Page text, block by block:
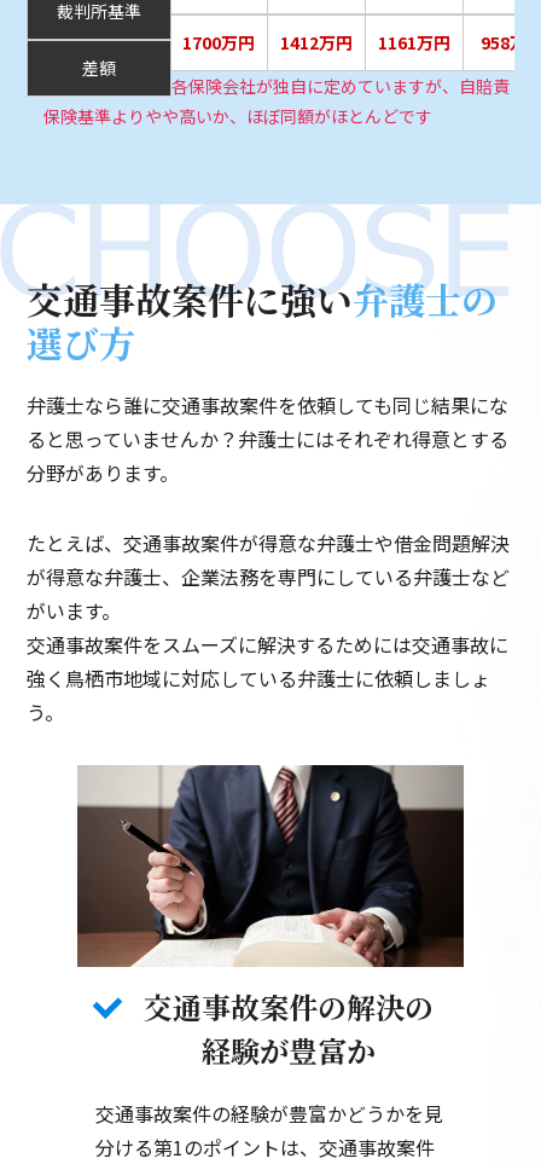
裁判所基準
差額
1700万円 1412万円 1161万円
958万
各保険会社が独自に定めていますが、自賠責
保険基準よりやや高いか、ほぼ同額がほとんどです
交通事故案件に強い弁護士の
選び方
弁護士なら誰に交通事故案件を依頼しても同じ結果にな
ると思っていませんか？弁護士にはそれぞれ得意とする
分野があります。
たとえば、交通事故案件が得意な弁護士や借金問題解決
が得意な弁護士、企業法務を専門にしている弁護士など
がいます。
交通事故案件をスムーズに解決するためには交通事故に
強く鳥栖市地域に対応している弁護士に依頼しましょ
う。
交通事故案件の解決の
経験が豊富か
交通事故案件の経験が豊富かどうかを見
分ける第1のポイントは、交通事故案件